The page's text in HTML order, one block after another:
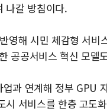
나갈 방침이다.
영해 시민 체감형 서
공공서비스 혁신 모델
과 연계해 정부 GPU
시 서비스를 한층 고